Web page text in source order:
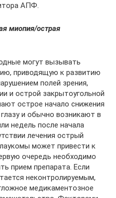
АПФ.
миопия/острая
могут вызывать
приводящую к развитию
полей зрения,
и острой закрытоугольной
острое начало снижения
и обычно возникают в
недель после начала
лечения острый
может привести к
очередь необходимо
прием препарата. Если
неконтролируемым,
медикаментозное